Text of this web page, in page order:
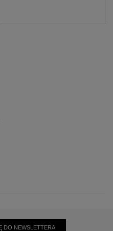
DO NEWSLETTERA